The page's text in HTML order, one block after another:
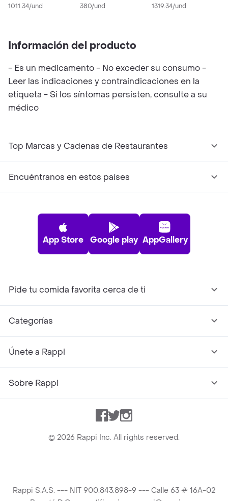
Complex Collagen
1011.34/und
Potassium (99 mg)
380/und
Blandas
1319.34/und
Información del producto
- Es un medicamento - No exceder su consumo -
Leer las indicaciones y contraindicaciones en la
etiqueta - Si los síntomas persisten, consulte a su
médico
Top Marcas y Cadenas de Restaurantes
Encuéntranos en estos países
App Store Google play AppGallery
Pide tu comida favorita cerca de ti
Categorías
Únete a Rappi
Sobre Rappi
Facebook
TwitterInstagram
© 2026 Rappi Inc. All rights reserved.
Rappi S.A.S. --- NIT 900.843.898-9 --- Calle 63 # 16A-02